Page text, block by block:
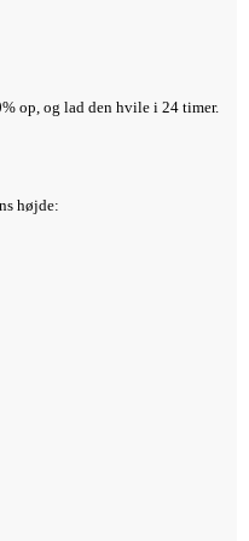
op, og lad den hvile i 24 timer.
højde: